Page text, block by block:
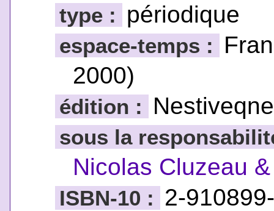
type : périodique
espace-temps :
2000)
édition :
sous la
Nicolas Cluzeau
ISBN-10 : 2-